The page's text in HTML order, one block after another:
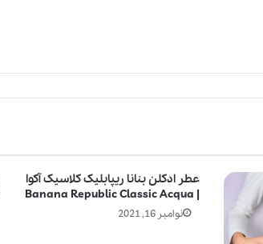
عطر ادکلن بنانا ریپابلیک کلاسیک آکوا
| Banana Republic Classic Acqua
نوامبر 16, 2021